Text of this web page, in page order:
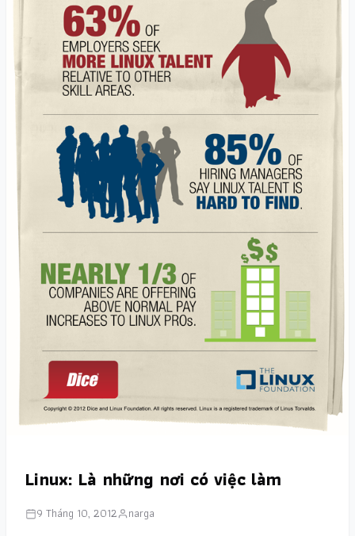
Linux: Là những nơi có việc làm
9 Tháng 10, 2012 narga